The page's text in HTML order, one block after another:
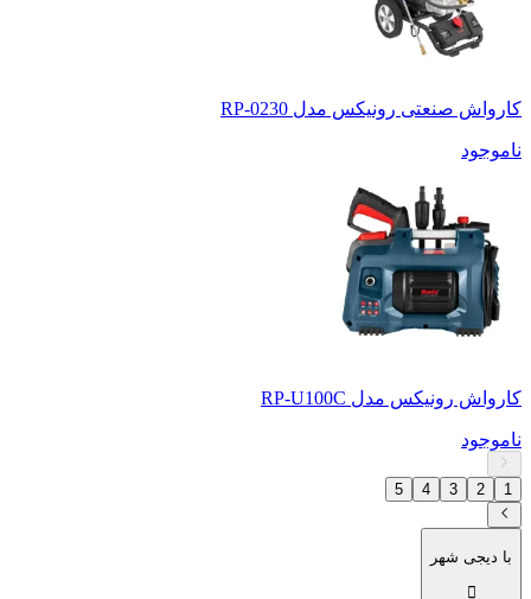
کارواش صنعتی رونیکس مدل RP-0230
ناموجود
کارواش رونیکس مدل RP-U100C
ناموجود
1
2
3
4
5
با دیجی شهر